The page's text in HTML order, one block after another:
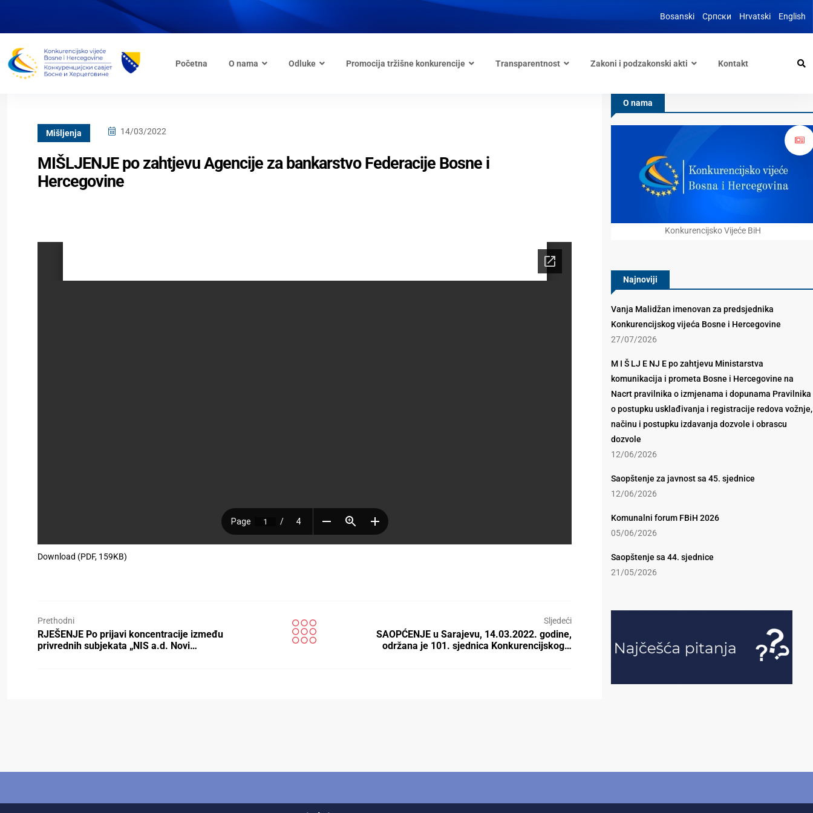
Bosanski Српски Hrvatski English
Početna O nama Odluke Promocija tržišne konkurencije Transparentnost Zakoni i podzakonski akti Kontakt
Mišljenja 14/03/2022
MIŠLJENJE po zahtjevu Agencije za bankarstvo Federacije Bosne i
Hercegovine
Download (PDF, 159KB)
Prethodni
RJEŠENJE Po prijavi koncentracije između
privrednih subjekata „NIS a.d. Novi…
Sljedeći
SAOPĆENJE u Sarajevu, 14.03.2022. godine,
održana je 101. sjednica Konkurencijskog…
O nama
Konkurencijsko Vijeće BiH
Najnoviji
Vanja Malidžan imenovan za predsjednika
Konkurencijskog vijeća Bosne i Hercegovine
27/07/2026
M I Š LJ E NJ E po zahtjevu Ministarstva
komunikacija i prometa Bosne i Hercegovine na
Nacrt pravilnika o izmjenama i dopunama Pravilnika
o postupku usklađivanja i registracije redova vožnje,
načinu i postupku izdavanja dozvole i obrascu
dozvole
12/06/2026
Saopštenje za javnost sa 45. sjednice
12/06/2026
Komunalni forum FBiH 2026
05/06/2026
Saopštenje sa 44. sjednice
21/05/2026